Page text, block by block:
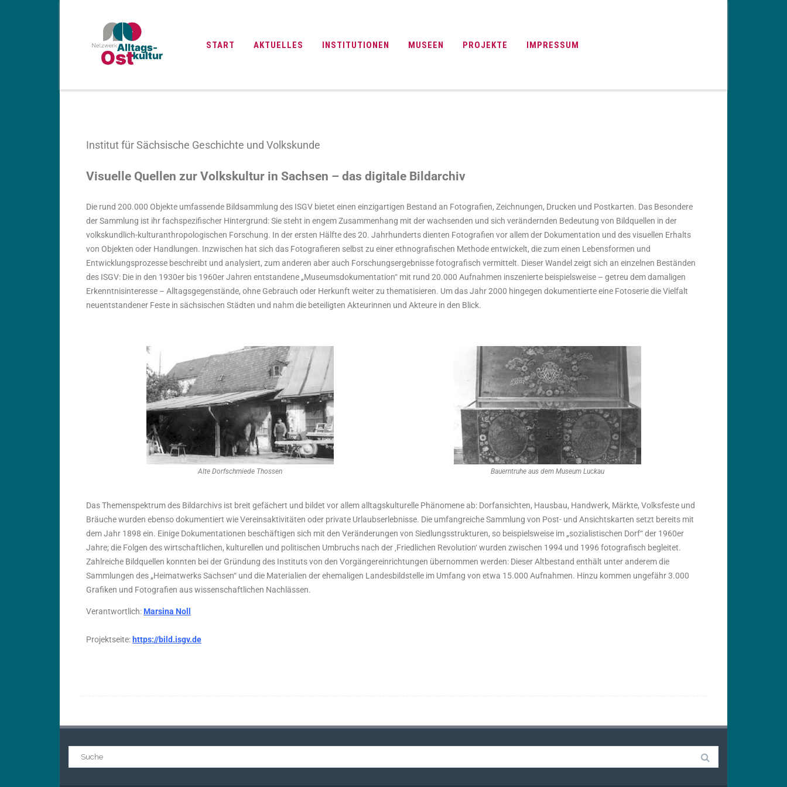
START AKTUELLES INSTITUTIONEN MUSEEN PROJEKTE IMPRESSUM
Institut für Sächsische Geschichte und Volkskunde
Visuelle Quellen zur Volkskultur in Sachsen – das digitale Bildarchiv
Die rund 200.000 Objekte umfassende Bildsammlung des ISGV bietet einen einzigartigen Bestand an Fotografien, Zeichnungen, Drucken und Postkarten. Das Besondere
der Sammlung ist ihr fachspezifischer Hintergrund: Sie steht in engem Zusammenhang mit der wachsenden und sich verändernden Bedeutung von Bildquellen in der
volkskundlich-kulturanthropologischen Forschung. In der ersten Hälfte des 20. Jahrhunderts dienten Fotografien vor allem der Dokumentation und des visuellen Erhalts
von Objekten oder Handlungen. Inzwischen hat sich das Fotografieren selbst zu einer ethnografischen Methode entwickelt, die zum einen Lebensformen und
Entwicklungsprozesse beschreibt und analysiert, zum anderen aber auch Forschungsergebnisse fotografisch vermittelt. Dieser Wandel zeigt sich an einzelnen Beständen
des ISGV: Die in den 1930er bis 1960er Jahren entstandene „Museumsdokumentation“ mit rund 20.000 Aufnahmen inszenierte beispielsweise – getreu dem damaligen
Erkenntnisinteresse – Alltagsgegenstände, ohne Gebrauch oder Herkunft weiter zu thematisieren. Um das Jahr 2000 hingegen dokumentierte eine Fotoserie die Vielfalt
neuentstandener Feste in sächsischen Städten und nahm die beteiligten Akteurinnen und Akteure in den Blick.
Alte Dorfschmiede Thossen Bauerntruhe aus dem Museum Luckau
Das Themenspektrum des Bildarchivs ist breit gefächert und bildet vor allem alltagskulturelle Phänomene ab: Dorfansichten, Hausbau, Handwerk, Märkte, Volksfeste und
Bräuche wurden ebenso dokumentiert wie Vereinsaktivitäten oder private Urlaubserlebnisse. Die umfangreiche Sammlung von Post- und Ansichtskarten setzt bereits mit
dem Jahr 1898 ein. Einige Dokumentationen beschäftigen sich mit den Veränderungen von Siedlungsstrukturen, so beispielsweise im „sozialistischen Dorf“ der 1960er
Jahre; die Folgen des wirtschaftlichen, kulturellen und politischen Umbruchs nach der ‚Friedlichen Revolution‘ wurden zwischen 1994 und 1996 fotografisch begleitet.
Zahlreiche Bildquellen konnten bei der Gründung des Instituts von den Vorgängereinrichtungen übernommen werden: Dieser Altbestand enthält unter anderem die
Sammlungen des „Heimatwerks Sachsen“ und die Materialien der ehemaligen Landesbildstelle im Umfang von etwa 15.000 Aufnahmen. Hinzu kommen ungefähr 3.000
Grafiken und Fotografien aus wissenschaftlichen Nachlässen.
Verantwortlich: Marsina Noll
Projektseite: https://bild.isgv.de